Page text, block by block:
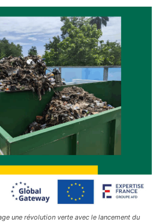
une révolution verte avec le lancement du